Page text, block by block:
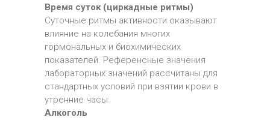
Время суток (циркадные ритмы)
Суточные ритмы активности оказывают
влияние на колебания многих
гормональных и биохимических
показателей. Референсные значения
лабораторных значений рассчитаны для
стандартных условий при взятии крови в
утренние часы.
Алкоголь